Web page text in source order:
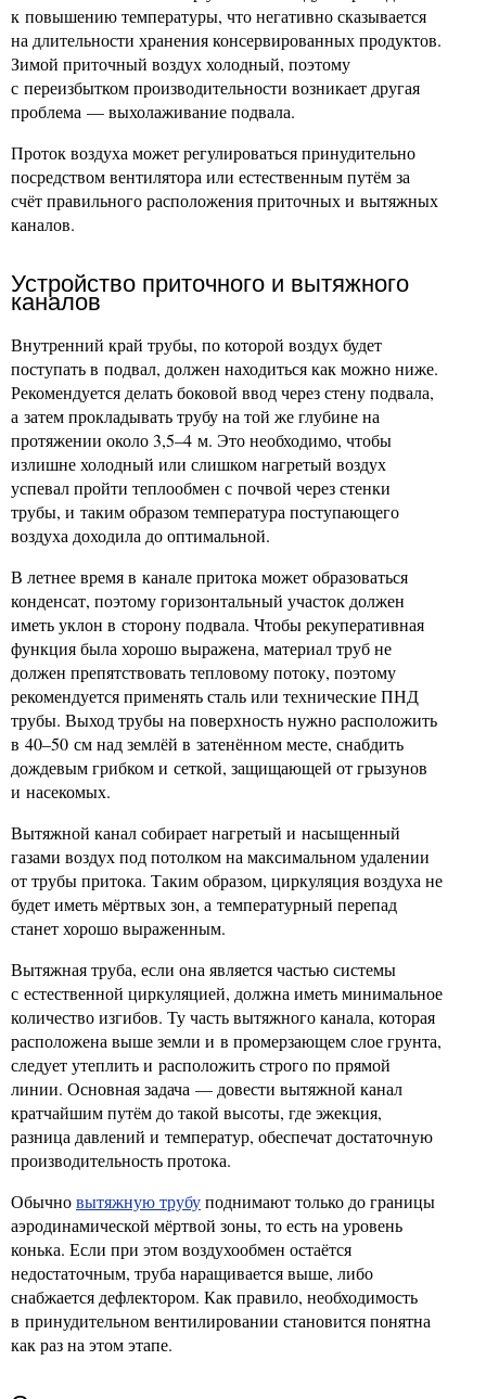
к повышению температуры, что негативно сказывается
на длительности хранения консервированных продуктов.
Зимой приточный воздух холодный, поэтому
с переизбытком производительности возникает другая
проблема — выхолаживание подвала.
Проток воздуха может регулироваться принудительно
посредством вентилятора или естественным путём за
счёт правильного расположения приточных и вытяжных
каналов.
Устройство приточного и вытяжного
каналов
Внутренний край трубы, по которой воздух будет
поступать в подвал, должен находиться как можно ниже.
Рекомендуется делать боковой ввод через стену подвала,
а затем прокладывать трубу на той же глубине на
протяжении около 3,5–4 м. Это необходимо, чтобы
излишне холодный или слишком нагретый воздух
успевал пройти теплообмен с почвой через стенки
трубы, и таким образом температура поступающего
воздуха доходила до оптимальной.
В летнее время в канале притока может образоваться
конденсат, поэтому горизонтальный участок должен
иметь уклон в сторону подвала. Чтобы рекуперативная
функция была хорошо выражена, материал труб не
должен препятствовать тепловому потоку, поэтому
рекомендуется применять сталь или технические ПНД
трубы. Выход трубы на поверхность нужно расположить
в 40–50 см над землёй в затенённом месте, снабдить
дождевым грибком и сеткой, защищающей от грызунов
и насекомых.
Вытяжной канал собирает нагретый и насыщенный
газами воздух под потолком на максимальном удалении
от трубы притока. Таким образом, циркуляция воздуха не
будет иметь мёртвых зон, а температурный перепад
станет хорошо выраженным.
Вытяжная труба, если она является частью системы
с естественной циркуляцией, должна иметь минимальное
количество изгибов. Ту часть вытяжного канала, которая
расположена выше земли и в промерзающем слое грунта,
следует утеплить и расположить строго по прямой
линии. Основная задача — довести вытяжной канал
кратчайшим путём до такой высоты, где эжекция,
разница давлений и температур, обеспечат достаточную
производительность протока.
Обычновытяжную трубуподнимают только до границы
аэродинамической мёртвой зоны, то есть на уровень
конька. Если при этом воздухообмен остаётся
недостаточным, труба наращивается выше, либо
снабжается дефлектором. Как правило, необходимость
в принудительном вентилировании становится понятна
как раз на этом этапе.